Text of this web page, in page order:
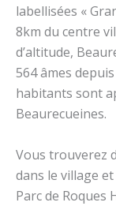
labellisées «
8km du centre
d’altitude,
564 âmes
habitants sont
Beaurecueines.
Vous trouverez
dans le village
Parc de Roques